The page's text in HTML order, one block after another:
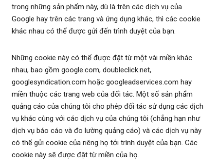
trong những sản phẩm này, dù là trên các dịch vụ của
Google hay trên các trang và ứng dụng khác, thì các cookie
khác nhau có thể được gửi đến trình duyệt của bạn.
Những cookie này có thể được đặt từ một vài miền khác
nhau, bao gồm google.com, doubleclick.net,
googlesyndication.com hoặc googleadservices.com hay
miền thuộc các trang web của đối tác. Một số sản phẩm
quảng cáo của chúng tôi cho phép đối tác sử dụng các dịch
vụ khác cùng với các dịch vụ của chúng tôi (chẳng hạn như
dịch vụ báo cáo và đo lường quảng cáo) và các dịch vụ này
có thể gửi cookie của riêng họ tới trình duyệt của bạn. Các
cookie này sẽ được đặt từ miền của họ.